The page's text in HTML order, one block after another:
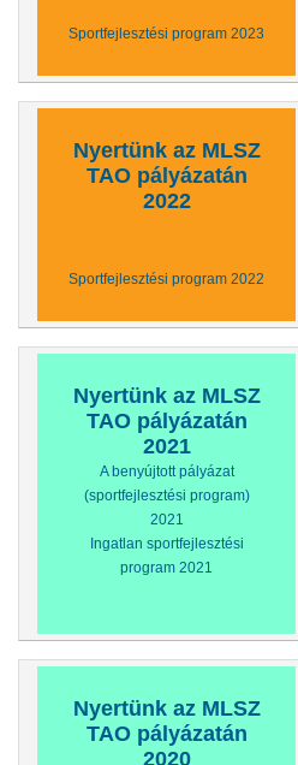
Sportfejlesztési program 2023
Nyertünk az MLSZ
TAO pályázatán
2022
Sportfejlesztési program 2022
Nyertünk az MLSZ
TAO pályázatán
2021
A benyújtott pályázat
(sportfejlesztési program)
2021
Ingatlan sportfejlesztési
program 2021
Nyertünk az MLSZ
TAO pályázatán
2020